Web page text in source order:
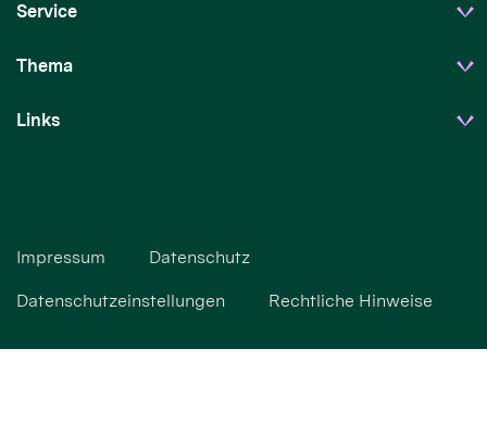
Service
Thema
Links
Impressum Datenschutz
Datenschutzeinstellungen Rechtliche Hinweise